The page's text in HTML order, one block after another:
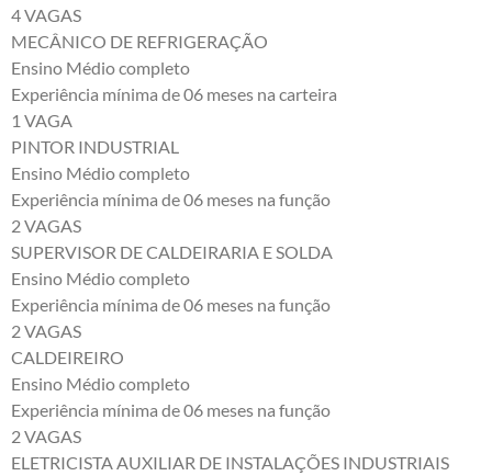
4 VAGAS
MECÂNICO DE REFRIGERAÇÃO
Ensino Médio completo
Experiência mínima de 06 meses na carteira
1 VAGA
PINTOR INDUSTRIAL
Ensino Médio completo
Experiência mínima de 06 meses na função
2 VAGAS
SUPERVISOR DE CALDEIRARIA E SOLDA
Ensino Médio completo
Experiência mínima de 06 meses na função
2 VAGAS
CALDEIREIRO
Ensino Médio completo
Experiência mínima de 06 meses na função
2 VAGAS
ELETRICISTA AUXILIAR DE INSTALAÇÕES INDUSTRIAIS